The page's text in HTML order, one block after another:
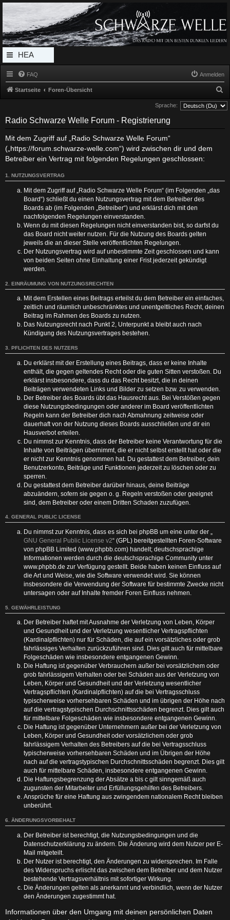
Radio Schwarze Welle Forum
Das Radio mit den Besten Dunklen Liedern
HEA
DERL
MEN
U
FAQ Anmelden
Startseite Foren-Übersicht
u
Sprache:
Radio Schwarze Welle Forum - Registrierung
Mit dem Zugriff auf „Radio Schwarze Welle Forum“
(„https://forum.schwarze-welle.com“) wird zwischen dir und dem
Betreiber ein Vertrag mit folgenden Regelungen geschlossen:
1. NUTZUNGSVERTRAG
Mit dem Zugriff auf „Radio Schwarze Welle Forum“ (im Folgenden „das
Board“) schließt du einen Nutzungsvertrag mit dem Betreiber des
Boards ab (im Folgenden „Betreiber“) und erklärst dich mit den
nachfolgenden Regelungen einverstanden.
Wenn du mit diesen Regelungen nicht einverstanden bist, so darfst du
das Board nicht weiter nutzen. Für die Nutzung des Boards gelten
jeweils die an dieser Stelle veröffentlichten Regelungen.
Der Nutzungsvertrag wird auf unbestimmte Zeit geschlossen und kann
von beiden Seiten ohne Einhaltung einer Frist jederzeit gekündigt
werden.
2. EINRÄUMUNG VON NUTZUNGSRECHTEN
Mit dem Erstellen eines Beitrags erteilst du dem Betreiber ein einfaches,
zeitlich und räumlich unbeschränktes und unentgeltliches Recht, deinen
Beitrag im Rahmen des Boards zu nutzen.
Das Nutzungsrecht nach Punkt 2, Unterpunkt a bleibt auch nach
Kündigung des Nutzungsvertrages bestehen.
3. PFLICHTEN DES NUTZERS
Du erklärst mit der Erstellung eines Beitrags, dass er keine Inhalte
enthält, die gegen geltendes Recht oder die guten Sitten verstoßen. Du
erklärst insbesondere, dass du das Recht besitzt, die in deinen
Beiträgen verwendeten Links und Bilder zu setzen bzw. zu verwenden.
Der Betreiber des Boards übt das Hausrecht aus. Bei Verstößen gegen
diese Nutzungsbedingungen oder anderer im Board veröffentlichten
Regeln kann der Betreiber dich nach Abmahnung zeitweise oder
dauerhaft von der Nutzung dieses Boards ausschließen und dir ein
Hausverbot erteilen.
Du nimmst zur Kenntnis, dass der Betreiber keine Verantwortung für die
Inhalte von Beiträgen übernimmt, die er nicht selbst erstellt hat oder die
er nicht zur Kenntnis genommen hat. Du gestattest dem Betreiber, dein
Benutzerkonto, Beiträge und Funktionen jederzeit zu löschen oder zu
sperren.
Du gestattest dem Betreiber darüber hinaus, deine Beiträge
abzuändern, sofern sie gegen o. g. Regeln verstoßen oder geeignet
sind, dem Betreiber oder einem Dritten Schaden zuzufügen.
4. GENERAL PUBLIC LICENSE
Du nimmst zur Kenntnis, dass es sich bei phpBB um eine unter der „
GNU General Public License v2“ (GPL) bereitgestellten Foren-Software
von phpBB Limited (www.phpbb.com) handelt; deutschsprachige
Informationen werden durch die deutschsprachige Community unter
www.phpbb.de zur Verfügung gestellt. Beide haben keinen Einfluss auf
die Art und Weise, wie die Software verwendet wird. Sie können
insbesondere die Verwendung der Software für bestimmte Zwecke nicht
untersagen oder auf Inhalte fremder Foren Einfluss nehmen.
5. GEWÄHRLEISTUNG
Der Betreiber haftet mit Ausnahme der Verletzung von Leben, Körper
und Gesundheit und der Verletzung wesentlicher Vertragspflichten
(Kardinalpflichten) nur für Schäden, die auf ein vorsätzliches oder grob
fahrlässiges Verhalten zurückzuführen sind. Dies gilt auch für mittelbare
Folgeschäden wie insbesondere entgangenen Gewinn.
Die Haftung ist gegenüber Verbrauchern außer bei vorsätzlichem oder
grob fahrlässigem Verhalten oder bei Schäden aus der Verletzung von
Leben, Körper und Gesundheit und der Verletzung wesentlicher
Vertragspflichten (Kardinalpflichten) auf die bei Vertragsschluss
typischerweise vorhersehbaren Schäden und im übrigen der Höhe nach
auf die vertragstypischen Durchschnittsschäden begrenzt. Dies gilt auch
für mittelbare Folgeschäden wie insbesondere entgangenen Gewinn.
Die Haftung ist gegenüber Unternehmern außer bei der Verletzung von
Leben, Körper und Gesundheit oder vorsätzlichem oder grob
fahrlässigem Verhalten des Betreibers auf die bei Vertragsschluss
typischerweise vorhersehbaren Schäden und im Übrigen der Höhe
nach auf die vertragstypischen Durchschnittsschäden begrenzt. Dies gilt
auch für mittelbare Schäden, insbesondere entgangenen Gewinn.
Die Haftungsbegrenzung der Absätze a bis c gilt sinngemäß auch
zugunsten der Mitarbeiter und Erfüllungsgehilfen des Betreibers.
Ansprüche für eine Haftung aus zwingendem nationalem Recht bleiben
unberührt.
6. ÄNDERUNGSVORBEHALT
Der Betreiber ist berechtigt, die Nutzungsbedingungen und die
Datenschutzerklärung zu ändern. Die Änderung wird dem Nutzer per E-
Mail mitgeteilt.
Der Nutzer ist berechtigt, den Änderungen zu widersprechen. Im Falle
des Widerspruchs erlischt das zwischen dem Betreiber und dem Nutzer
bestehende Vertragsverhältnis mit sofortiger Wirkung.
Die Änderungen gelten als anerkannt und verbindlich, wenn der Nutzer
den Änderungen zugestimmt hat.
Informationen über den Umgang mit deinen persönlichen Daten